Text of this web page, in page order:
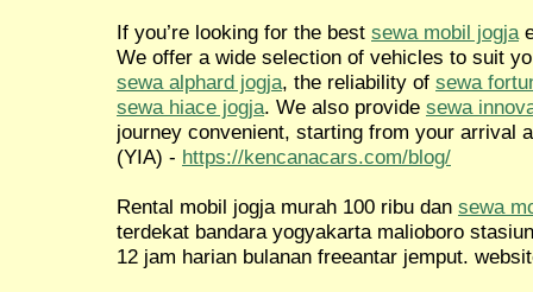
If you’re looking for the best sewa mobil jogja
We offer a wide selection of vehicles to suit
sewa alphard jogja, the reliability of sewa
sewa hiace jogja. We also provide sewa
journey convenient, starting from your arrival
(YIA) - https://kencanacars.com/blog/
Rental mobil jogja murah 100 ribu dan sewa
terdekat bandara yogyakarta malioboro
12 jam harian bulanan freeantar jemput.